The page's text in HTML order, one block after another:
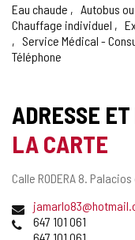
Eau chaude Autobus
Chauffage individuel
Service Médical -
Téléphone
ADRESSE ET
LA CARTE
Adresse
Calle RODERA 8.
Adresse
de
courrier
Téléphones
647 101 061